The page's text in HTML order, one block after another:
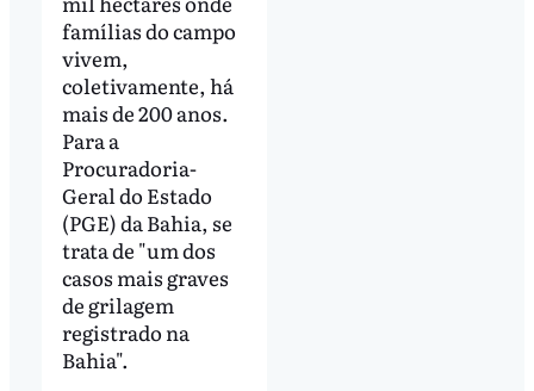
famílias do campo
vivem,
coletivamente, há
mais de 200 anos.
Para a
Procuradoria-
Geral do Estado
(PGE) da Bahia, se
trata de "um dos
casos mais graves
de grilagem
registrado na
Bahia".